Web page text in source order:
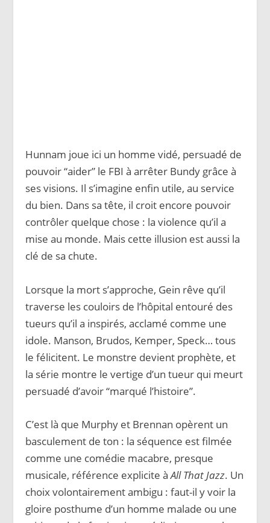
Hunnam joue ici un homme vidé, persuadé de
pouvoir “aider” le FBI à arrêter Bundy grâce à
ses visions. Il s’imagine enfin utile, au service
du bien. Dans sa tête, il croit encore pouvoir
contrôler quelque chose : la violence qu’il a
mise au monde. Mais cette illusion est aussi la
clé de sa chute.
Lorsque la mort s’approche, Gein rêve qu’il
traverse les couloirs de l’hôpital entouré des
tueurs qu’il a inspirés, acclamé comme une
idole. Manson, Brudos, Kemper, Speck… tous
le félicitent. Le monstre devient prophète, et
la série montre le vertige d’un tueur qui meurt
persuadé d’avoir “marqué l’histoire”.
C’est là que Murphy et Brennan opèrent un
basculement de ton : la séquence est filmée
comme une comédie macabre, presque
musicale, référence explicite àAll That Jazz. Un
choix volontairement ambigu : faut-il y voir la
gloire posthume d’un homme malade ou une